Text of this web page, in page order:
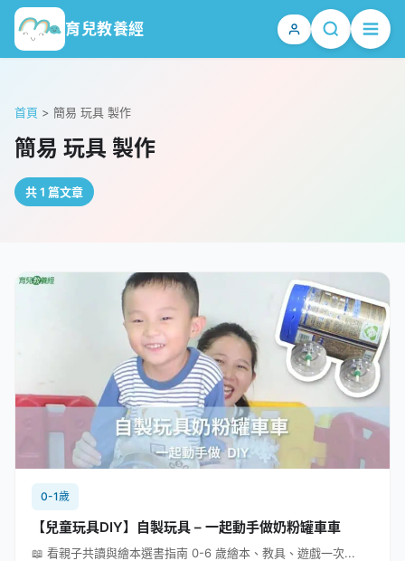
育兒教養經
首頁 > 簡易 玩具 製作
簡易 玩具 製作
共 1 篇文章
0-1歲
【兒童玩具DIY】自製玩具 – 一起動手做奶粉罐車車
📖 看親子共讀與繪本選書指南 0-6 歲繪本、教具、遊戲一次...